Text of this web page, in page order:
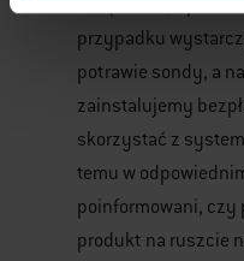
przypadku
potrawie sondy, a
zainstalujemy
skorzystać z
temu w
poinformowani,
produkt na ruszcie